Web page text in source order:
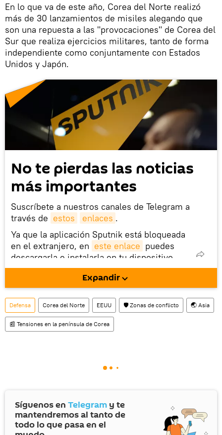
En lo que va de este año, Corea del Norte realizó
más de 30 lanzamientos de misiles alegando que
son una repuesta a las "provocaciones" de Corea del
Sur que realiza ejercicios militares, tanto de forma
independiente como conjuntamente con Estados
Unidos y Japón.
No te pierdas las noticias
más importantes
Suscríbete a nuestros canales de Telegram a
través de estos enlaces .
Ya que la aplicación Sputnik está bloqueada
en el extranjero, en este enlace puedes
descargarla e instalarla en tu dispositivo
móvil (¡solo para Android!).
También tenemos una cuenta en la red
social rusa VK .
Expandir
Defensa Corea del Norte EEUU 🛡️ Zonas de conflicto 🌏 Asia
📰 Tensiones en la península de Corea
Síguenos en Telegram y te
mantendremos al tanto de
todo lo que pasa en el